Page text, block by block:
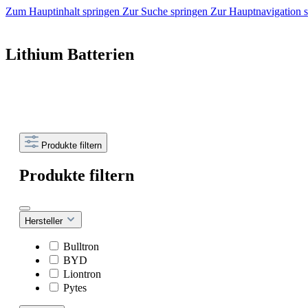
Zum Hauptinhalt springen Zur Suche springen Zur Hauptnavigation
Lithium Batterien
Produkte filtern
Produkte filtern
Hersteller
Bulltron
BYD
Liontron
Pytes